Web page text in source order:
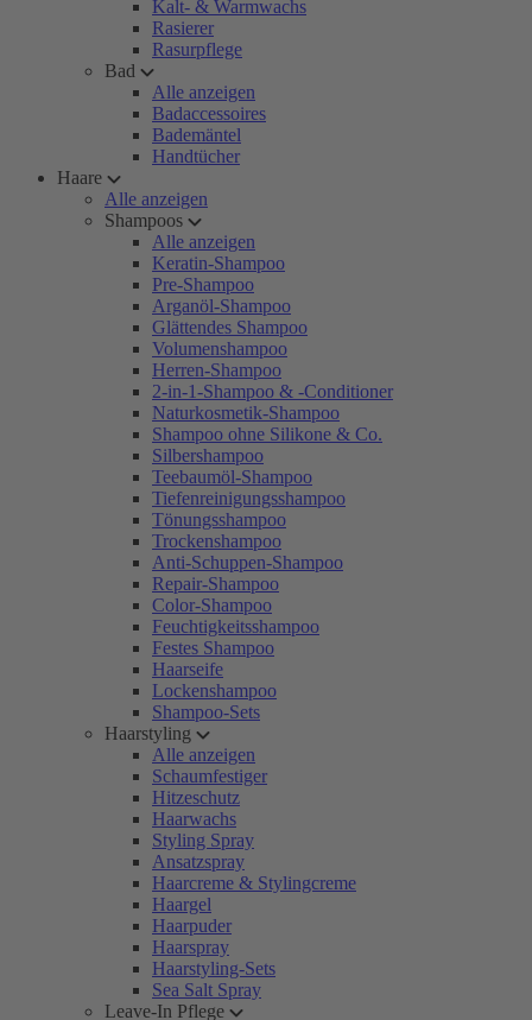
Kalt- & Warmwachs
Rasierer
Rasurpflege
Bad
Alle anzeigen
Badaccessoires
Bademäntel
Handtücher
Haare
Alle anzeigen
Shampoos
Alle anzeigen
Keratin-Shampoo
Pre-Shampoo
Arganöl-Shampoo
Glättendes Shampoo
Volumenshampoo
Herren-Shampoo
2-in-1-Shampoo & -Conditioner
Naturkosmetik-Shampoo
Shampoo ohne Silikone & Co.
Silbershampoo
Teebaumöl-Shampoo
Tiefenreinigungsshampoo
Tönungsshampoo
Trockenshampoo
Anti-Schuppen-Shampoo
Repair-Shampoo
Color-Shampoo
Feuchtigkeitsshampoo
Festes Shampoo
Haarseife
Lockenshampoo
Shampoo-Sets
Haarstyling
Alle anzeigen
Schaumfestiger
Hitzeschutz
Haarwachs
Styling Spray
Ansatzspray
Haarcreme & Stylingcreme
Haargel
Haarpuder
Haarspray
Haarstyling-Sets
Sea Salt Spray
Leave-In Pflege